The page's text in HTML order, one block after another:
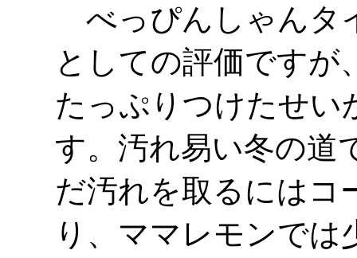
べっぴんしゃんタ
としての評価ですが
たっぷりつけたせい
す。汚れ易い冬の道
だ汚れを取るにはコ
り、ママレモンでは